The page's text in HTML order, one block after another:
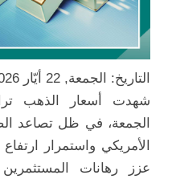
التاريخ: الجمعة, 22 أيّار 2026
شهدت أسعار الذهب
الجمعة، في ظل تصاعد
الأمريكي واستمرار
عزز رهانات